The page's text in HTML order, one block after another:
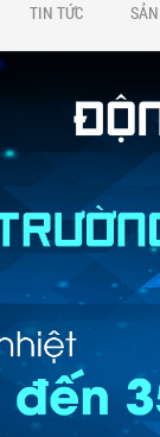
TIN TỨC